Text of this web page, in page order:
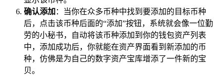
确认添加 ：当你在众多币种中找到要添加的目标币种
后，点击该币种后面的“添加”按钮，系统就会像一位勤
劳的小秘书，自动将该币种添加到你的钱包资产列表
中，添加成功后，你就能在资产界面看到新添加的币
种，仿佛是为自己的数字资产宝库增添了一件新的宝
贝。